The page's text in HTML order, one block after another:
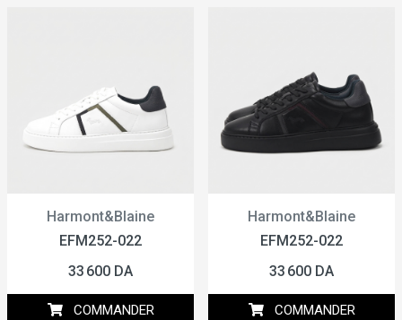
Harmont&Blaine
EFM252-022
33 600 DA
COMMANDER
Harmont&Blaine
EFM252-022
33 600 DA
COMMANDER